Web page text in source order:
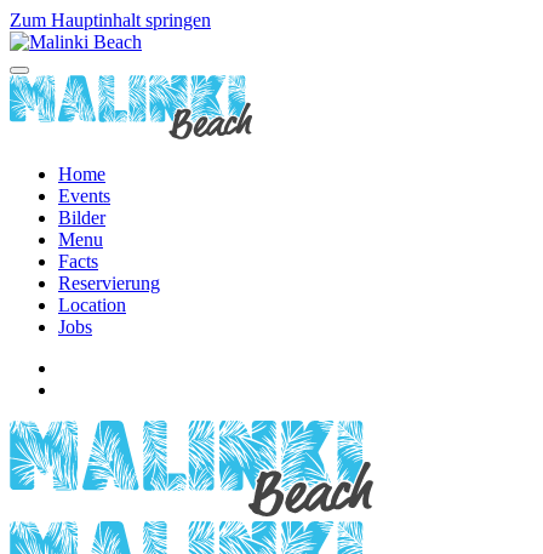
Zum Hauptinhalt springen
Home
Events
Bilder
Menu
Facts
Reservierung
Location
Jobs